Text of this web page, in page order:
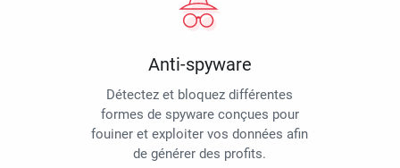
Anti-spyware
Détectez et bloquez différentes
formes de spyware conçues pour
fouiner et exploiter vos données afin
de générer des profits.